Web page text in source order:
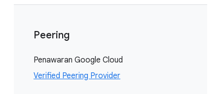
Peering
Penawaran Google Cloud
Verified Peering Provider